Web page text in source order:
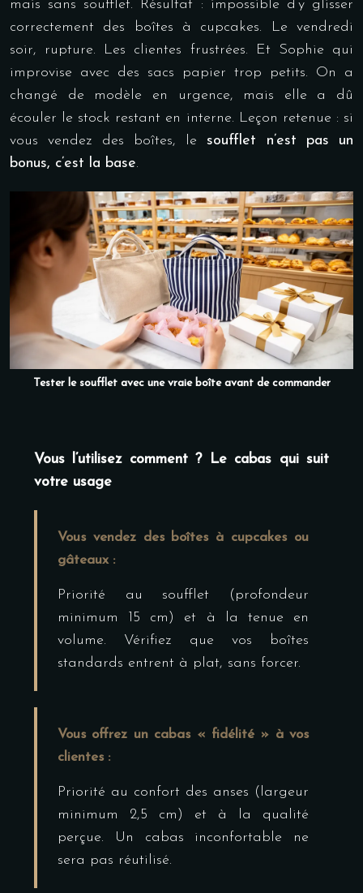
mais sans soufflet. Résultat : impossible d’y glisser
correctement des boîtes à cupcakes. Le vendredi
soir, rupture. Les clientes frustrées. Et Sophie qui
improvise avec des sacs papier trop petits. On a
changé de modèle en urgence, mais elle a dû
écouler le stock restant en interne. Leçon retenue : si
vous vendez des boîtes, lesoufflet n’est pas un
bonus, c’est la base.
Tester le soufflet avec une vraie boîte avant de commander
Vous l’utilisez comment ? Le cabas qui suit
votre usage
Vous vendez des boîtes à cupcakes ou
gâteaux :
Priorité au soufflet (profondeur
minimum 15 cm) et à la tenue en
volume. Vérifiez que vos boîtes
standards entrent à plat, sans forcer.
Vous offrez un cabas « fidélité » à vos
clientes :
Priorité au confort des anses (largeur
minimum 2,5 cm) et à la qualité
perçue. Un cabas inconfortable ne
sera pas réutilisé.